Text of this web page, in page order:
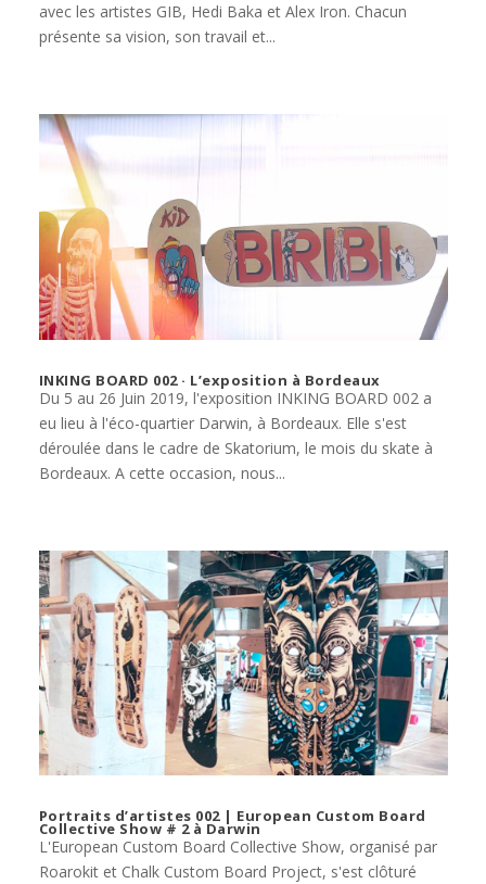
avec les artistes GIB, Hedi Baka et Alex Iron. Chacun
présente sa vision, son travail et...
INKING BOARD 002 · L’exposition à Bordeaux
Du 5 au 26 Juin 2019, l'exposition INKING BOARD 002 a
eu lieu à l'éco-quartier Darwin, à Bordeaux. Elle s'est
déroulée dans le cadre de Skatorium, le mois du skate à
Bordeaux. A cette occasion, nous...
Portraits d’artistes 002 | European Custom Board
Collective Show # 2 à Darwin
L'European Custom Board Collective Show, organisé par
Roarokit et Chalk Custom Board Project, s'est clôturé